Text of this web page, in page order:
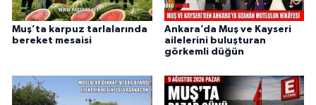
Muş’ta karpuz tarlalarında
bereket mesaisi
Ankara’da Muş ve Kayseri
ailelerini buluşturan
görkemli düğün